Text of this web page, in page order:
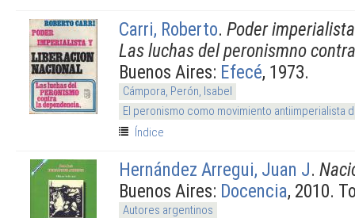
Carri, Roberto. Poder
Las luchas del peronismno
Buenos Aires: Efecé, 1973.
Cámpora, Perón, Isabel
El peronismo como movimiento antiimperialista
Índice
Hernández Arregui, Juan J.
Buenos Aires: Docencia, 2010.
Autores argentinos